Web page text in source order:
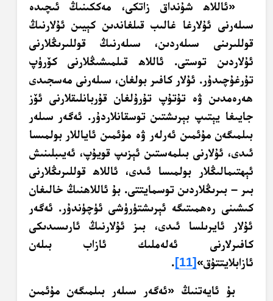
«ئاللاھ شۇنداق زاتكى، مەككىنىڭ ئىچىدە
سىلەرنى ئۇلارغا غالىب قىلغاندىن كېيىن ئۇلارنىڭ
قوللىرىنى سىلەردىن، سىلەرنىڭ قوللىرىڭلارنى
ئۇلاردىن توستى. ئاللاھ قىلمىشىڭلارنى كۆرۈپ
تۇرغۇچىدۇر. ئۇلار كافىر بولغان، سىلەرنى مەسجىدى
ھەرەمدىن ۋە تۇتۇپ تۇرۇلغان قۇربانلىقلارنى ئۆز
جايىغا يېتىپ بېرىشتىن توسقانلاردۇر. ئەگەر سىلەر
بىلمىگەن مۇئمىن ئەرلەر ۋە مۇئمىن ئاياللار بولمىسا
ئىدى، ئۇلارنى بىلمەستىن ئېزىپ قويۇپ، ئەيىبلىنىش
ئېھتىمالىڭلار بولمىسا ئىدى، ئاللاھ قوللىرىڭلارنى
بىر – بىرىڭلاردىن توسمايتتى. بۇ ئاللاھنىڭ خالىغان
كىشىنى رەھمىتىگە ئېرىشتۈرۈشى ئۈچۈندۇر. ئەگەر
ئۇلار ئايرىلسا ئىدى، بىز ئۇلارنىڭ ئارىسىدىكى
كافىرلارنى ئەلەملىك ئازاب بىلەن
ئازابلايتتۇق» [11]
.
بۇ ئايەتنىڭ «ئەگەر سىلەر بىلمىگەن مۇئمىن